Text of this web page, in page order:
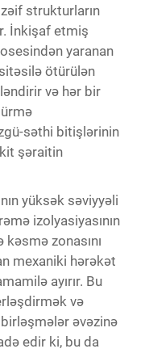
strukturların
İnkişaf etmiş
yaranan
ötürülən
və hər bir
səthi bitişlərinin
şəraitin
yüksək səviyyəli
izolyasiyasının
zonasını
mexaniki hərəkət
ayırır. Bu
və
əvəzinə
edir ki, bu da